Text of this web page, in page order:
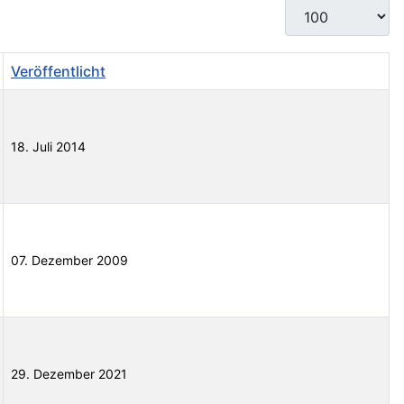
Anzeige #
Veröffentlicht
18. Juli 2014
07. Dezember 2009
29. Dezember 2021